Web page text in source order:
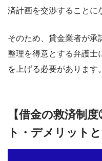
済計画を交渉することに
そのため、貸金業者が承
整理を得意とする弁護士
を上げる必要があります。
【借金の救済制
ト・デメリット